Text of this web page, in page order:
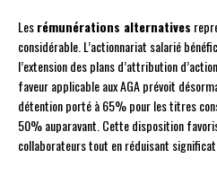
Lesrémunérations alternatives
considérable. L’actionnariat salarié
l’extension des plans d’attribution
faveur applicable aux AGA prévoit
détention porté à 65% pour les titres
50% auparavant. Cette disposition
collaborateurs tout en réduisant